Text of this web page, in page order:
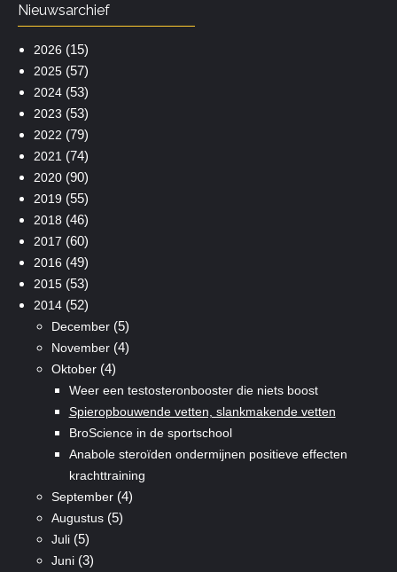
Nieuwsarchief
2026 (15)
2025(57)
2024(53)
2023 (53)
2022 (79)
2021 (74)
2020(90)
2019 (55)
2018 (46)
2017 (60)
2016 (49)
2015(53)
2014(52)
December(5)
November(4)
Oktober(4)
Weer een testosteronbooster die niets boost
Spieropbouwende vetten, slankmakende vetten
BroScience in de sportschool
Anabole steroïden ondermijnen positieve effecten
krachttraining
September(4)
Augustus(5)
Juli(5)
Juni(3)